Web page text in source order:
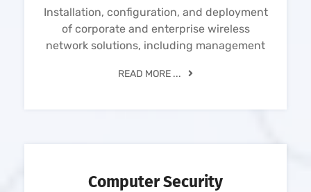
Installation, configuration, and deployment
of corporate and enterprise wireless
network solutions, including management
READ MORE ...
Computer Security